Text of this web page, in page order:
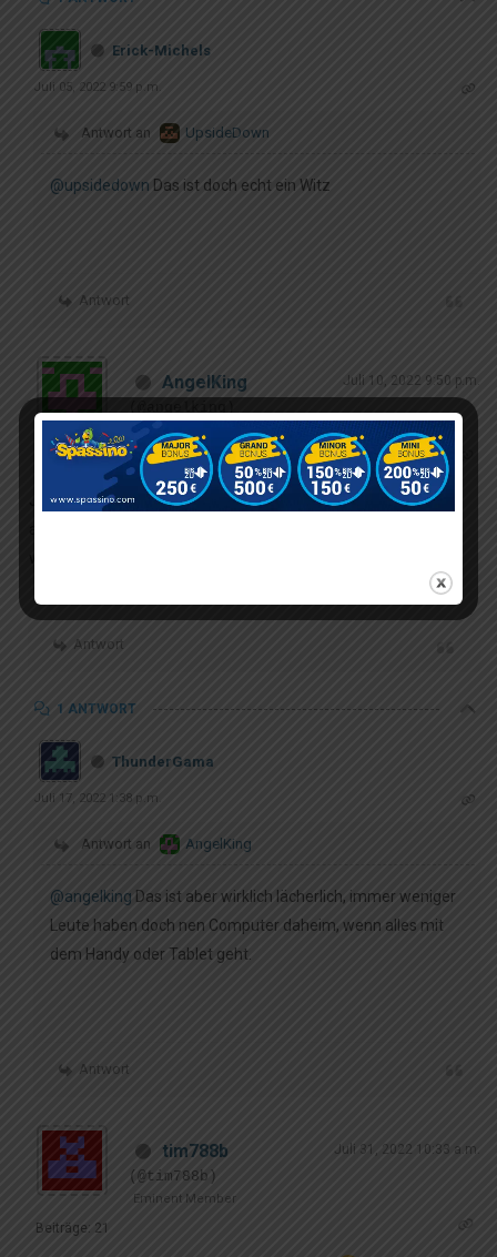
Erick-Michels
Juli 05, 2022 9:59 p.m.
Antwort an UpsideDown
@upsidedown Das ist doch echt ein Witz
Antwort
Beiträge: 10
AngelKing Juli 10, 2022 9:50 p.m.
Active Member
Ja da wollen sie alle ganz modern sein und Mobile Casino
Antwort
1 ANTWORT
ThunderGama
Juli 17, 2022 1:38 p.m.
Antwort an AngelKing
@angelking Das ist aber wirklich lächerlich, immer weniger
Leute haben doch nen Computer daheim, wenn alles mit
dem Handy oder Tablet geht.
Antwort
Beiträge: 21
tim788b Juli 31, 2022 10:33 a.m.
(@tim788b)
Eminent Member